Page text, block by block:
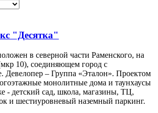
"Десятка"
в северной части Раменского, на
10), соединяющем город с
Девелопер – Группа «Эталон». Проектом
монолитные дома и таунхаусы
- детский сад, школа, магазины, ТЦ,
и шестиуровневый наземный паркинг.